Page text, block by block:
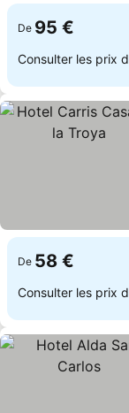
De 95 €
Consulter les prix
De 58 €
Consulter les prix